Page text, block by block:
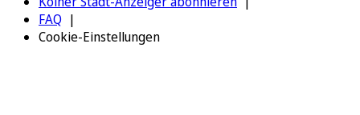
FAQ
Cookie-Einstellungen